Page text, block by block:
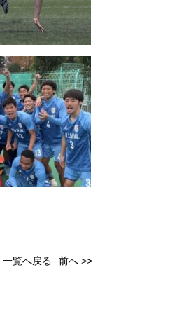
一覧へ戻る 前へ >>